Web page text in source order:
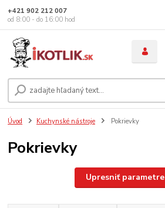
+421 902 212 007
od 8:00 - do 16:00 hod
Úvod Kuchynské nástroje Pokrievky
Pokrievky
Upresniť parametre